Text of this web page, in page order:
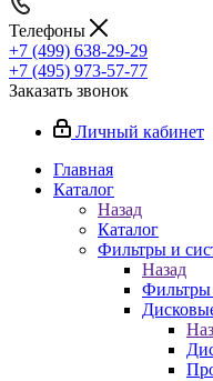
Телефоны
+7 (499) 638-29-29
+7 (495) 973-57-77
Заказать звонок
Личный кабинет
Главная
Каталог
Назад
Каталог
Фильтры и
Назад
Фильтры